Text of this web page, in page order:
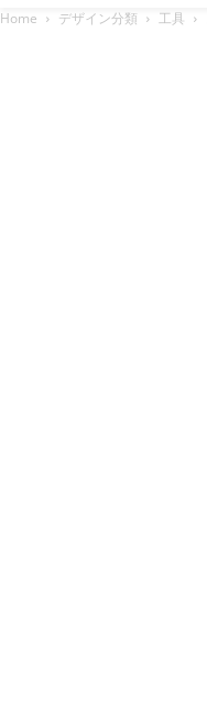
Home デザイン分類 工具